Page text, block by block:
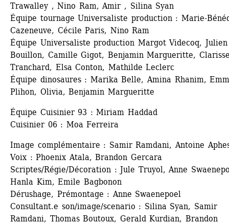
Trawalley , Nino Ram, Amir , Silina Syan
Équipe tournage Universaliste production : Marie-
Cazeneuve, Cécile Paris, Nino Ram
Équipe Universaliste production Margot Videcoq, Julien
Bouillon, Camille Gigot, Benjamin Margueritte,
Tranchard, Elsa Conton, Mathilde Leclerc
Équipe dinosaures : Marika Belle, Amina Rhanim,
Plihon, Olivia, Benjamin Margueritte
Équipe Cuisinier 93 : Miriam Haddad
Cuisinier 06 : Moa Ferreira
Image complémentaire : Samir Ramdani, Antoine
Voix : Phoenix Atala, Brandon Gercara
Scriptes/Régie/Décoration : Jule Truyol, Anne
Hanla Kim, Emile Bagbonon
Dérushage, Prémontage : Anne Swaenepoel
Consultant.e son/image/scenario : Silina Syan, Samir
Ramdani, Thomas Boutoux, Gerald Kurdian, Brandon